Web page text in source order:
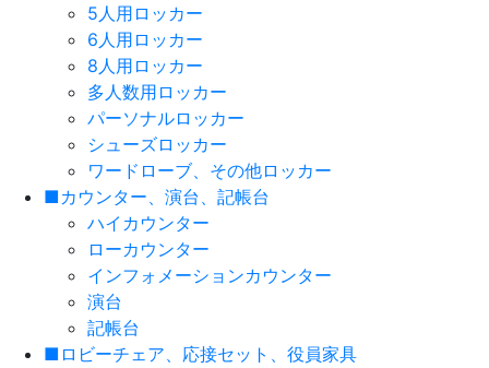
5人用ロッカー
6人用ロッカー
8人用ロッカー
多人数用ロッカー
パーソナルロッカー
シューズロッカー
ワードローブ、その他ロッカー
■カウンター、演台、記帳台
ハイカウンター
ローカウンター
インフォメーションカウンター
演台
記帳台
■ロビーチェア、応接セット、役員家具